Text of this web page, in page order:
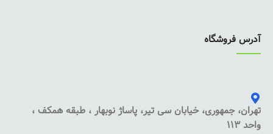
آدرس فروشگاه
تهران، جمهوری، خیابان سی تیر، پاساژ نوبهار ، طبقه همکف ،
واحد 113